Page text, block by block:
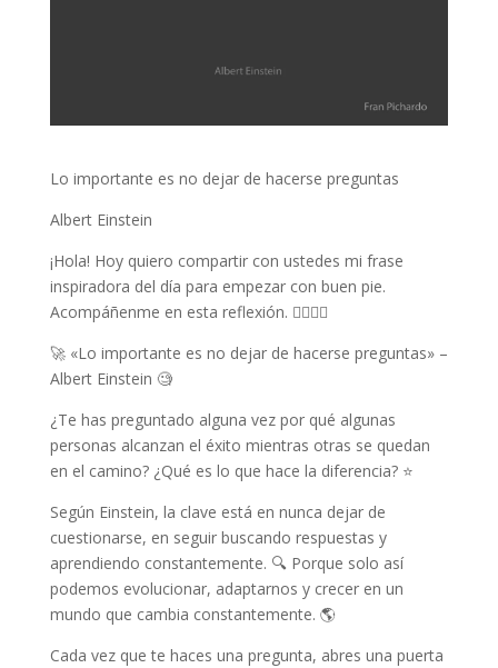
Lo importante es no dejar de hacerse preguntas
Albert Einstein
¡Hola! Hoy quiero compartir con ustedes mi frase
inspiradora del día para empezar con buen pie.
Acompáñenme en esta reflexión. 👆🏼👇🏼
🚀 «Lo importante es no dejar de hacerse preguntas» –
Albert Einstein 🧐
¿Te has preguntado alguna vez por qué algunas
personas alcanzan el éxito mientras otras se quedan
en el camino? ¿Qué es lo que hace la diferencia? ⭐️
Según Einstein, la clave está en nunca dejar de
cuestionarse, en seguir buscando respuestas y
aprendiendo constantemente. 🔍 Porque solo así
podemos evolucionar, adaptarnos y crecer en un
mundo que cambia constantemente. 🌎
Cada vez que te haces una pregunta, abres una puerta